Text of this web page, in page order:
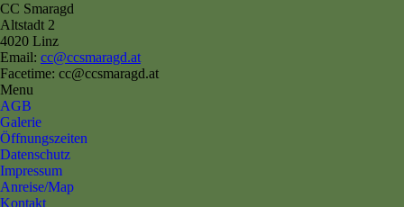
CC Smaragd
Altstadt 2
4020 Linz
Email: cc@ccsmaragd.at
Facetime: cc@ccsmaragd.at
Menu
AGB
Galerie
Öffnungszeiten
Datenschutz
Impressum
Anreise/Map
Kontakt